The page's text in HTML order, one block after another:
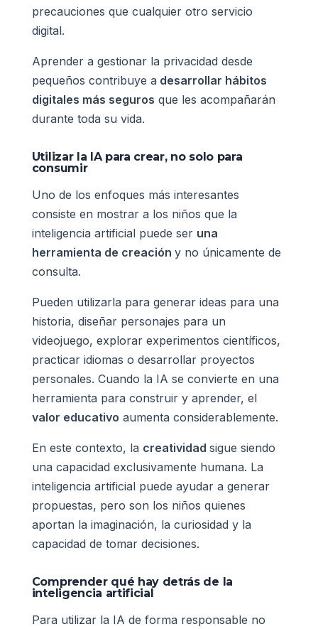
precauciones que cualquier otro servicio
digital.
Aprender a gestionar la privacidad desde
pequeños contribuye a desarrollar hábitos
digitales más seguros que les acompañarán
durante toda su vida.
Utilizar la IA para crear, no solo para
consumir
Uno de los enfoques más interesantes
consiste en mostrar a los niños que la
inteligencia artificial puede ser una
herramienta de creación y no únicamente de
consulta.
Pueden utilizarla para generar ideas para una
historia, diseñar personajes para un
videojuego, explorar experimentos científicos,
practicar idiomas o desarrollar proyectos
personales. Cuando la IA se convierte en una
herramienta para construir y aprender, el
valor educativo aumenta considerablemente.
En este contexto, la creatividad sigue siendo
una capacidad exclusivamente humana. La
inteligencia artificial puede ayudar a generar
propuestas, pero son los niños quienes
aportan la imaginación, la curiosidad y la
capacidad de tomar decisiones.
Comprender qué hay detrás de la
inteligencia artificial
Para utilizar la IA de forma responsable no